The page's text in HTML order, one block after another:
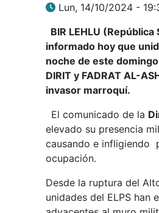
Lun, 14/10/2024 -
BIR LEHLU
informado hoy que
noche de este
DIRIT y FADRAT AL-
invasor marroquí.
El comunicado de la
elevado su presencia
causando e infligiendo
ocupación.
Desde la ruptura del
unidades del ELPS